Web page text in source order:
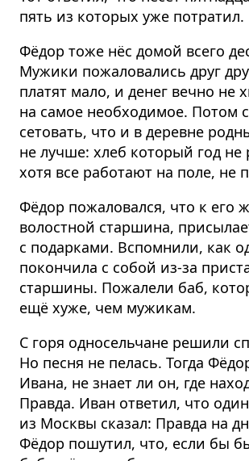
пять из которых уже потратил.
Фёдор тоже нёс домой всего
Мужики пожаловались друг
платят мало, и денег вечно не
на самое необходимое. Потом
сетовать, что и в деревне
не лучше: хлеб который год не
хотя все работают на поле, не
Фёдор пожаловался, что к его
волостной старшина,
с подарками. Вспомнили, как
покончила с собой из-за
старшины. Пожалели баб,
ещё хуже, чем мужикам.
С горя односельчане решили
Но песня не пелась. Тогда
Ивана, не знает ли он, где
Правда. Иван ответил, что
из Москвы сказал: Правда на
Фёдор пошутил, что, если бы